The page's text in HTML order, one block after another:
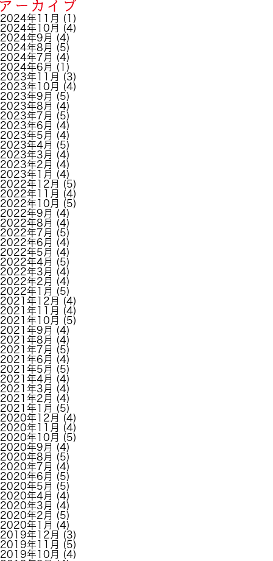
2024年11月
(1)
2024年10月
(4)
2024年9月
(4)
2024年8月
(5)
2024年7月
(4)
2024年6月
(1)
2023年11月
(3)
2023年10月
(4)
2023年9月
(5)
2023年8月
(4)
2023年7月
(5)
2023年6月
(4)
2023年5月
(4)
2023年4月
(5)
2023年3月
(4)
2023年2月
(4)
2023年1月
(4)
2022年12月
(5)
2022年11月
(4)
2022年10月
(5)
2022年9月
(4)
2022年8月
(4)
2022年7月
(5)
2022年6月
(4)
2022年5月
(4)
2022年4月
(5)
2022年3月
(4)
2022年2月
(4)
2022年1月
(5)
2021年12月
(4)
2021年11月
(4)
2021年10月
(5)
2021年9月
(4)
2021年8月
(4)
2021年7月
(5)
2021年6月
(4)
2021年5月
(5)
2021年4月
(4)
2021年3月
(4)
2021年2月
(4)
2021年1月
(5)
2020年12月
(4)
2020年11月
(4)
2020年10月
(5)
2020年9月
(4)
2020年8月
(5)
2020年7月
(4)
2020年6月
(5)
2020年5月
(5)
2020年4月
(4)
2020年3月
(4)
2020年2月
(5)
2020年1月
(4)
2019年12月
(3)
2019年11月
(5)
2019年10月
(4)